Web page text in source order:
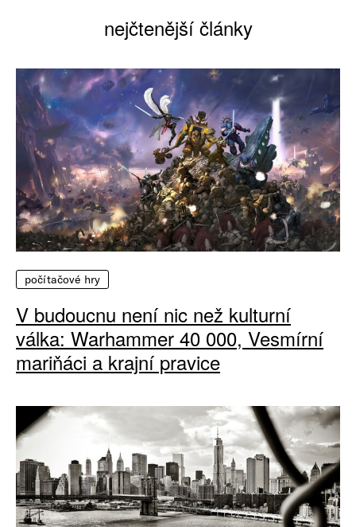
nejčtenější články
počítačové hry
V budoucnu není nic než kulturní
válka: Warhammer 40 000, Vesmírní
mariňáci a krajní pravice